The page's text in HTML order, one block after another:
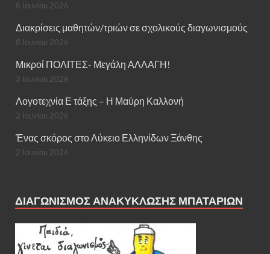
8 Ιουνίου 2026
Διακρίσεις μαθητών/τριών σε σχολικούς διαγωνισμούς
8 Ιουνίου 2026
Μικροί ΠΟΛΙΤΕΣ- Μεγάλη ΑΛΛΑΓΗ!
3 Ιουνίου 2026
Λογοτεχνία Ε τάξης – Η Μαύρη Καλλονή
2 Ιουνίου 2026
Ένας σκόρος στο Λύκειο Ελληνίδων Ξάνθης
2 Ιουνίου 2026
ΔΙΑΓΩΝΙΣΜΌΣ ΑΝΑΚΎΚΛΩΣΗΣ ΜΠΑΤΑΡΙΏΝ